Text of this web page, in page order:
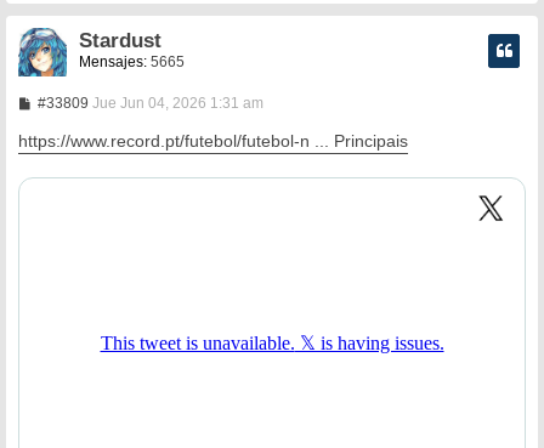
Stardust
Mensajes: 5665
#33809M
n
s
Jue Jun 04, 2026 1:31 am
https://www.record.pt/futebol/futebol-n ... Principais